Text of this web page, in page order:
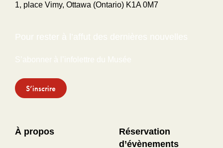
1, place Vimy, Ottawa (Ontario) K1A 0M7
Pour rester à l’affut des dernières nouvelles
S’abonner à l’infolettre du Musée
S’inscrire
À propos
Réservation
d’évènements